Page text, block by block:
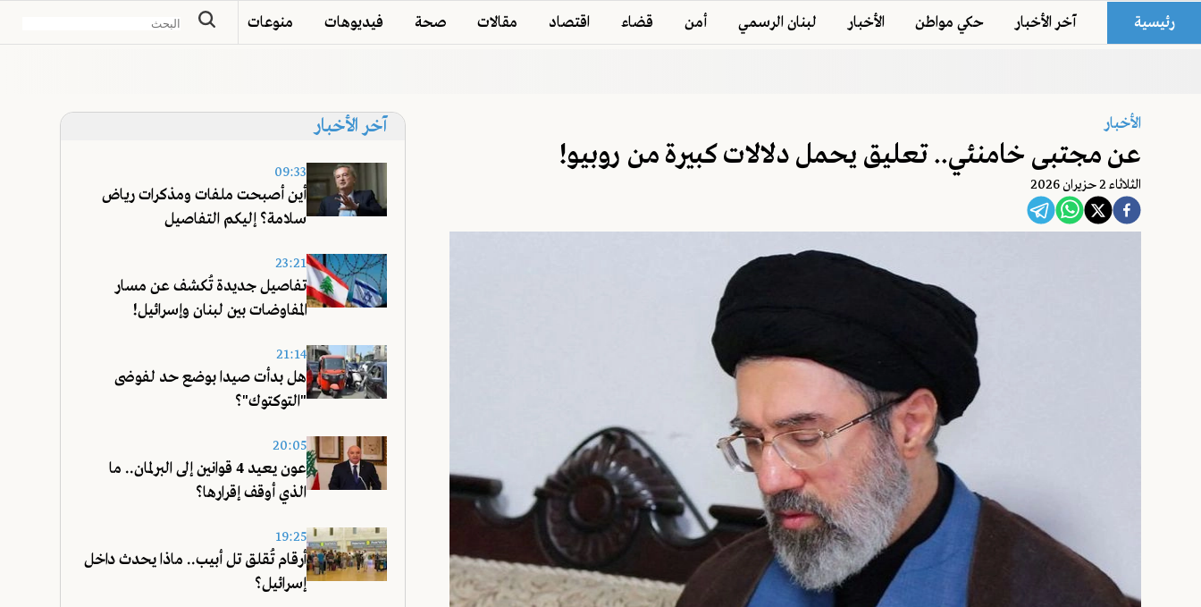
رئيسية آخر الأخبار حكي مواطن الأخبار لبنان الرسمي أمن قضاء اقتصاد مقالات صحة فيديوهات منوعات
الأخبار
عن مجتبى خامنئي.. تعليق يحمل دلالات كبيرة من روبيو!
الثلاثاء 2 حزيران 2026
آخر الأخبار
09:33
أين أصبحت ملفات ومذكرات رياض
سلامة؟ إليكم التفاصيل
23:21
تفاصيل جديدة تُكشف عن مسار
المفاوضات بين لبنان وإسرائيل!
21:14
هل بدأت صيدا بوضع حد لفوضى
"التوكتوك"؟
20:05
عون يعيد 4 قوانين إلى البرلمان.. ما
الذي أوقف إقرارها؟
19:25
أرقام تُقلق تل أبيب.. ماذا يحدث داخل
إسرائيل؟